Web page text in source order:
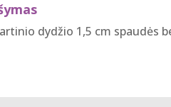
dydžio 1,5 cm spaudės